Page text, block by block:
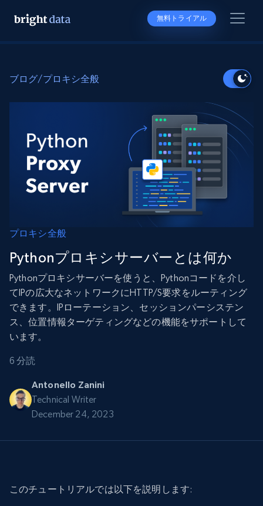
無料トライアル
ブログ/プロキシ全般
プロキシ全般
Pythonプロキシサーバーとは何か
Pythonプロキシサーバーを使うと、Pythonコードを介し
てIPの広大なネットワークにHTTP/S要求をルーティング
できます。IPローテーション、セッションパーシステン
ス、位置情報ターゲティングなどの機能をサポートして
います。
6 分読
Antonello Zanini
Technical Writer
December 24, 2023
このチュートリアルでは以下を説明します: